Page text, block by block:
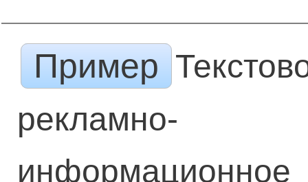
Пример
рекламно-
информационное